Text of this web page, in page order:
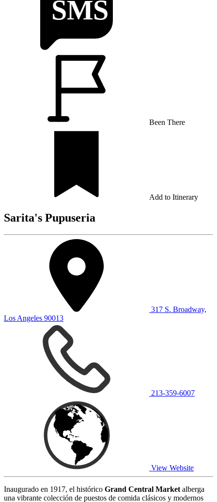
Been There
Add to Itinerary
Sarita's Pupuseria
317 S. Broadway,
Los Angeles 90013
213-359-6007
View Website
Inaugurado en 1917, el histórico Grand Central Market alberga
una vibrante colección de puestos de comida clásicos y modernos